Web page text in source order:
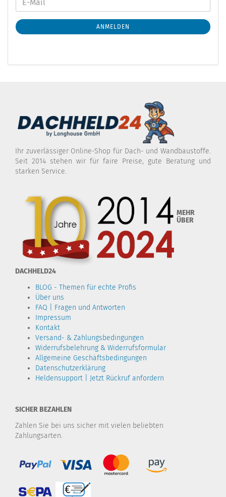
ANMELDEN
Ihr zuverlässiger Online-Shop für Dach- und Wandbaustoffe.
Seit 2014 stehen wir für faire Preise, gute Beratung und
starken Service.
MEHR
ÜBER
DACHHELD24
BLOG - Themen für echte Profis
Über uns
FAQ | Fragen und Antworten
Impressum
Kontakt
Versand- & Zahlungsbedingungen
Widerrufsbelehrung & Widerrufsformular
Allgemeine Geschäftsbedingungen
Datenschutzerklärung
Heldensupport | Jetzt Rückruf anfordern
SICHER BEZAHLEN
Zahlen Sie bei uns sicher mit vielen beliebten
Zahlungsarten.